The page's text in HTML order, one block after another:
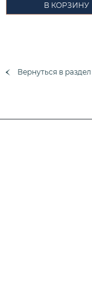
В КОРЗИНУ
Вернуться в раздел